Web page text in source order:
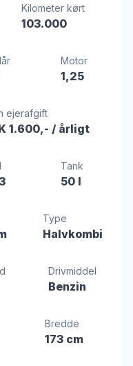
Kilometer kørt
103.000
Motor
1,25
ejerafgift
1.600,- / årligt
Tank
50 l
Type
Halvkombi
Drivmiddel
Benzin
Bredde
173 cm